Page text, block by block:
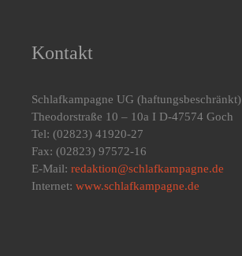
Kontakt
Schlafkampagne UG (haftungsbeschränkt)
Theodorstraße 10 – 10a I D-47574 Goch
Tel: (02823) 41920-27
Fax: (02823) 97572-16
E-Mail: redaktion@schlafkampagne.de
Internet: www.schlafkampagne.de